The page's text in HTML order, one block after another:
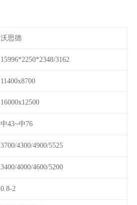
沃思德
15996*2250*2348/3162
11400x8700
16000x12500
中43~中76
3700/4300/4900/5525
3400/4000/4600/5200
0.8-2